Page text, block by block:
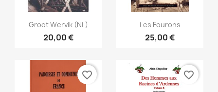
Snabbvy
Groot Wervik (NL)
20,00 €
Snabbvy
Les Fourons
25,00 €
favorite_border favorite_border